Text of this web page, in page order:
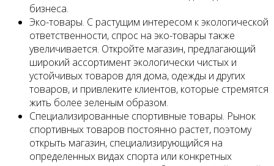
бизнеса.
Эко-товары. С растущим интересом к экологической
ответственности, спрос на эко-товары также
увеличивается. Откройте магазин, предлагающий
широкий ассортимент экологически чистых и
устойчивых товаров для дома, одежды и других
товаров, и привлеките клиентов, которые стремятся
жить более зеленым образом.
Специализированные спортивные товары. Рынок
спортивных товаров постоянно растет, поэтому
открыть магазин, специализирующийся на
определенных видах спорта или конкретных